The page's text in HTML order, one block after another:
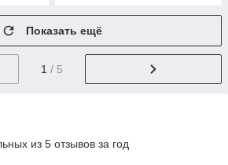
Показать ещё
1 / 5
из 5 отзывов за год